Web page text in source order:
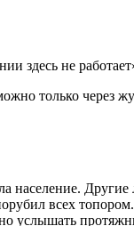
здесь не
только через
всех
услышать